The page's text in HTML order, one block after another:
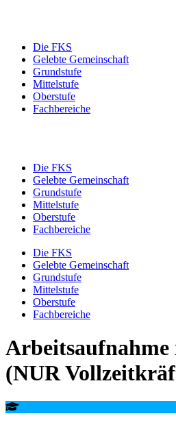
Die FKS
Gelebte Gemeinschaft
Grundstufe
Mittelstufe
Oberstufe
Fachbereiche
Die FKS
Gelebte Gemeinschaft
Grundstufe
Mittelstufe
Oberstufe
Fachbereiche
Die FKS
Gelebte Gemeinschaft
Grundstufe
Mittelstufe
Oberstufe
Fachbereiche
Arbeitsaufnahme
(NUR